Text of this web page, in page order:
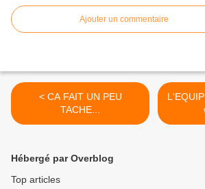
Ajouter un commentaire
< CA FAIT UN PEU
TACHE...
Hébergé par Overblog
Top articles